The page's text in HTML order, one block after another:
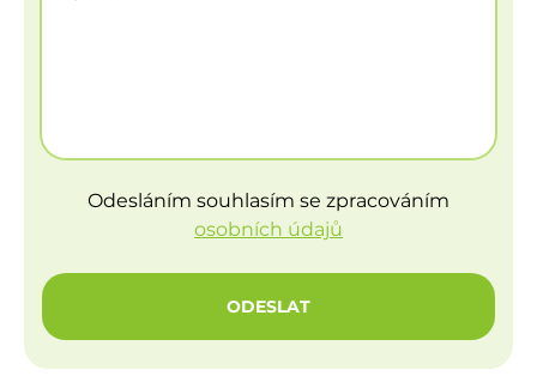
Odesláním souhlasím se zpracováním
osobních údajů
ODESLAT